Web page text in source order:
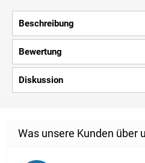
Beschreibung
Bewertung
Diskussion